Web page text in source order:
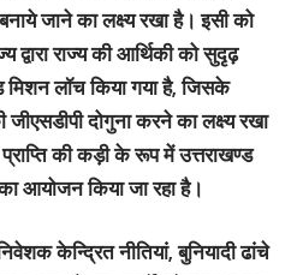
जाने का लक्ष्य रखा है। इसी को
द्वारा राज्य की आर्थिकी को सुदृढ़
लॉच किया गया है, जिसके
जीएसडीपी दोगुना करने का लक्ष्य रखा
प्राप्ति की कड़ी के रूप में उत्तराखण्ड
आयोजन किया जा रहा है।
केन्द्रित नीतियां, बुनियादी ढांचे